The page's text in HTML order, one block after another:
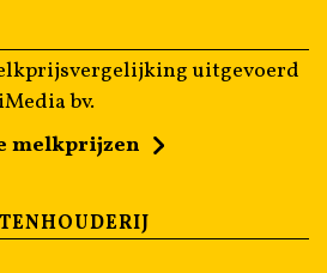
uitgevoerd
bv.
melkprijzen